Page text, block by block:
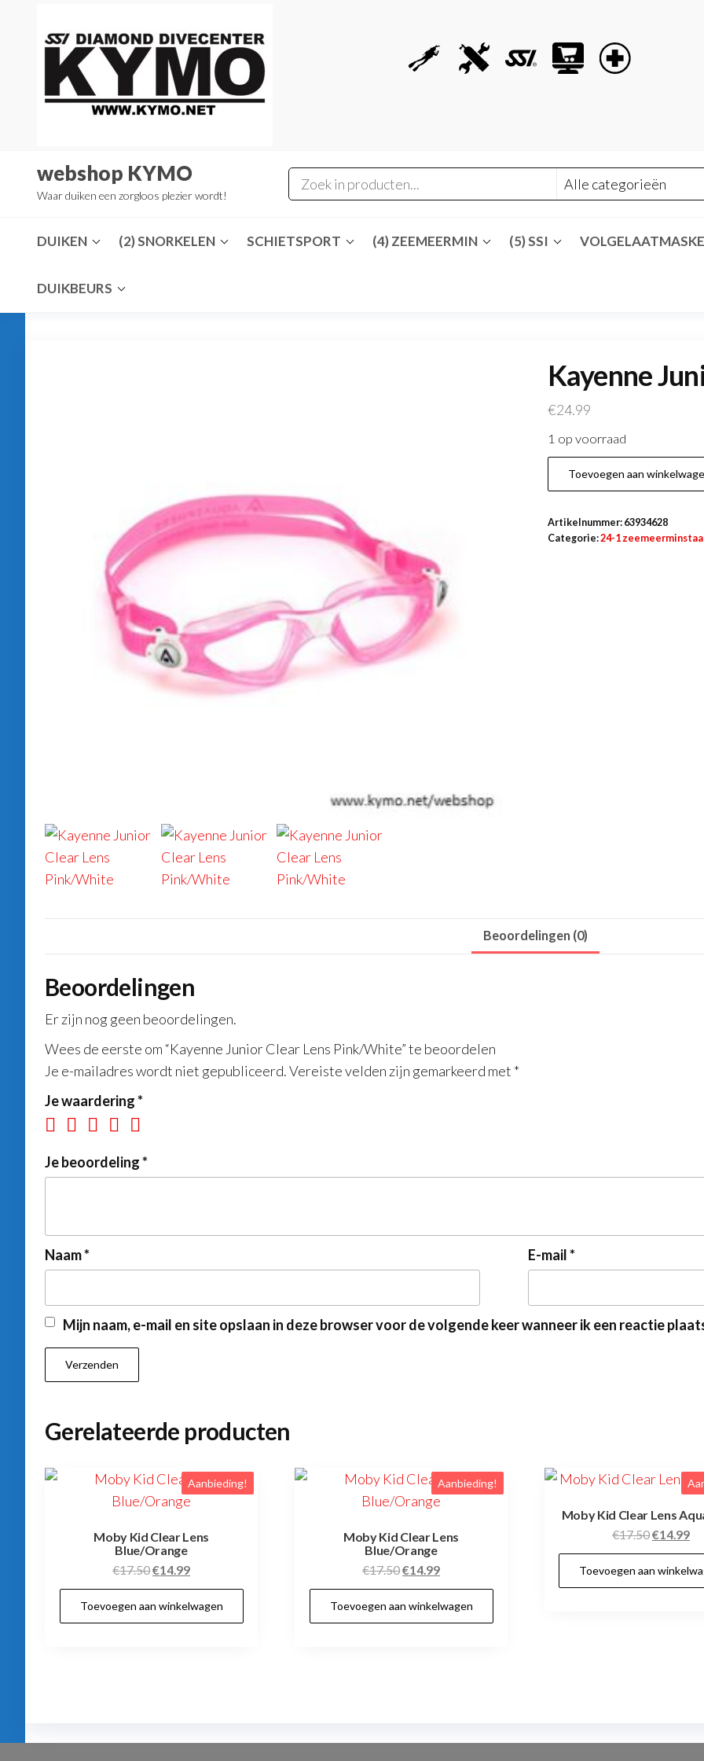
webshop KYMO
Waar duiken een zorgloos plezier wordt!
DUIKEN (2) SNORKELEN SCHIETSPORT (4) ZEEMEERMIN (5) SSI
DUIKBEURS
Kayenne
€24.99
1 op voorraad
Kayenne
Junior
Lens
Toevoegen aan
Artikelnummer: 63934628
Categorie:24-1
Beoordelingen (0)
Beoordelingen
Er zijn nog geen beoordelingen.
Wees de eerste om “Kayenne Junior Clear Lens Pink/White” te beoordelen
Je e-mailadres wordt niet gepubliceerd.Vereiste velden zijn gemarkeerd met *
Je waardering*
Je beoordeling*
Naam* E-mail*
Mijn naam, e-mail en site opslaan in deze browser voor de volgende keer wanneer ik een reactie
Gerelateerde producten
Aanbieding!
Moby Kid Clear Lens
Blue/Orange
€17.50Oorspronkelijke
prijs
was:
€17.50.
€14.99Huidige
prijs
is:
€14.99.
Toevoegen aan winkelwagen
Aanbieding!
Moby Kid Clear Lens
Blue/Orange
€17.50Oorspronkelijke
prijs
was:
€17.50.
€14.99Huidige
prijs
is:
€14.99.
Toevoegen aan winkelwagen
Moby Kid Clear Lens
€17.50
prijs
was:
€17.50.
€14.99
is:
Toevoegen aan